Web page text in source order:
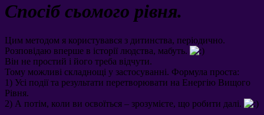
Спосіб сьомого рівня.
Цим методом я користувався з дитинства, періодично.
Розповідаю вперше в історії людства, мабуть.
Він не простий і його треба відчути.
Тому можливі складнощі у застосуванні. Формула проста:
1) Усі події та результати перетворювати на Енергію Вищого
Рівня.
2) А потім, коли ви освоїться – зрозумієте, що робити далі.